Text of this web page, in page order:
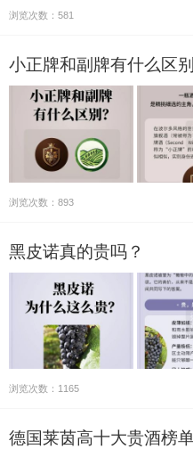
浏览次数：581
小正牌和副牌有什么区
浏览次数：893
黑皮诺真的贵吗？
浏览次数：1165
德国莱茵高十大贵酒榜